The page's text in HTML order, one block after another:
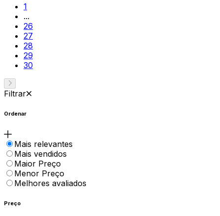
1
...
26
27
28
29
30
Filtrar
Ordenar
Mais relevantes
Mais vendidos
Maior Preço
Menor Preço
Melhores avaliados
Preço